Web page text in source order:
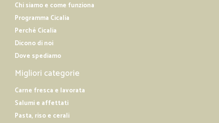
Chi siamo e come funziona
Programma Cicalia
Perché Cicalia
Dicono di noi
Dove spediamo
Migliori categorie
Carne fresca e lavorata
Salumi e affettati
Pasta, riso e cerali